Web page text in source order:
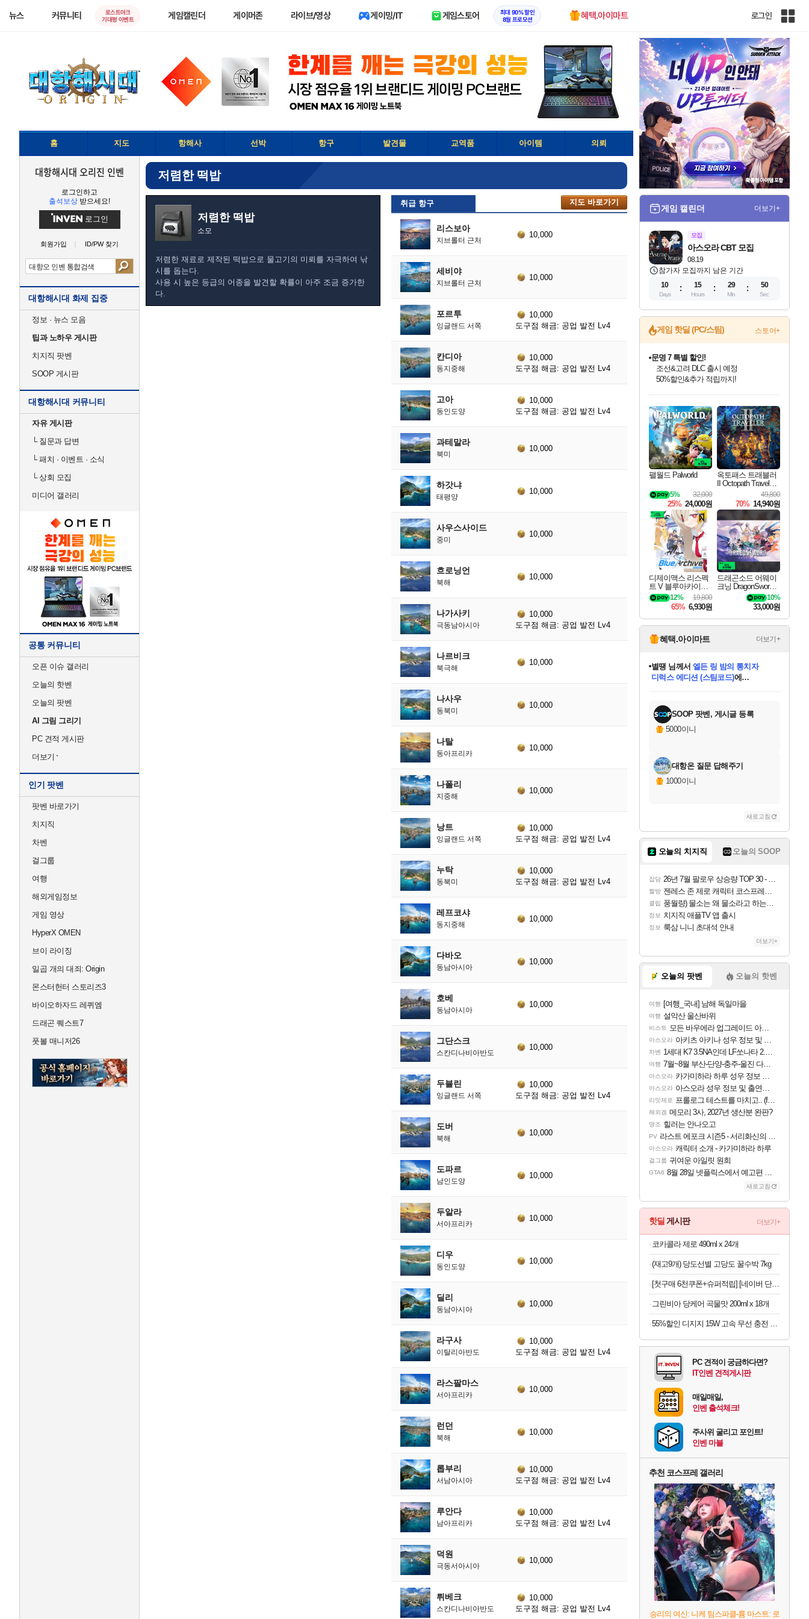
뉴스 커뮤니티
로스트아크
기대평 이벤트
게임캘린더 게이머존 라이브/영상 게이밍/IT 게임스토어
최대 90% 할인
8월 프로모션
혜택.아이마트 로그인
인
전
사
이
트
홈 지도 항해사 선박 항구 발견물 교역품 아이템 의뢰
대항해시대 오리진 인벤
로그인하고
출석보상 받으세요!
로그인
회원가입 ID/PW 찾기
대항해시대 화제 집중
정보 · 뉴스 모음
팁과 노하우 게시판
치지직 팟벤
SOOP 게시판
대항해시대 커뮤니티
자유 게시판
└질문과 답변
└패치 · 이벤트 · 소식
└상회 모집
미디어 갤러리
공통 커뮤니티
오픈 이슈 갤러리
오늘의 핫벤
오늘의 팟벤
AI 그림 그리기
PC 견적 게시판
더보기
인기 팟벤
팟벤 바로가기
치지직
차벤
걸그룹
여행
해외게임정보
게임 영상
HyperX OMEN
브이 라이징
일곱 개의 대죄: Origin
몬스터헌터 스토리즈3
바이오하자드 레퀴엠
드래곤 퀘스트7
풋볼 매니저26
저렴한 떡밥
저렴한 떡밥
소모
저렴한 재료로 제작된 떡밥으로 물고기의 미뢰를 자극하여 낚
시를 돕는다.
사용 시 높은 등급의 어종을 발견할 확률이 아주 조금 증가한
다.
취급 항구 지도 바로가기
리스보아
지브롤터 근처
10,000
세비야
지브롤터 근처
10,000
포르투
잉글랜드 서쪽
10,000
도구점 해금: 공업 발전 Lv4
칸디아
동지중해
10,000
도구점 해금: 공업 발전 Lv4
고아
동인도양
10,000
도구점 해금: 공업 발전 Lv4
과테말라
북미
10,000
하갓냐
태평양
10,000
사우스사이드
중미
10,000
흐로닝언
북해
10,000
나가사키
극동남아시아
10,000
도구점 해금: 공업 발전 Lv4
나르비크
북극해
10,000
나사우
동북미
10,000
나탈
동아프리카
10,000
나폴리
지중해
10,000
낭트
잉글랜드 서쪽
10,000
도구점 해금: 공업 발전 Lv4
누탁
동북미
10,000
도구점 해금: 공업 발전 Lv4
레프코샤
동지중해
10,000
다바오
동남아시아
10,000
호베
동남아시아
10,000
그단스크
스칸디나비아반도
10,000
두블린
잉글랜드 서쪽
10,000
도구점 해금: 공업 발전 Lv4
도버
북해
10,000
도파르
남인도양
10,000
두알라
서아프리카
10,000
디우
동인도양
10,000
딜리
동남아시아
10,000
라구사
이탈리아반도
10,000
도구점 해금: 공업 발전 Lv4
라스팔마스
서아프리카
10,000
런던
북해
10,000
롭부리
서남아시아
10,000
도구점 해금: 공업 발전 Lv4
루안다
남아프리카
10,000
도구점 해금: 공업 발전 Lv4
덕원
극동서아시아
10,000
뤼베크
스칸디나비아반도
10,000
도구점 해금: 공업 발전 Lv4
게임 캘린더 더보기+
모집
08.19
아스오라 CBT 모집
참가자 모집까지 남은 기간
10
Days
15
Hours
29
Min
49
Sec
게임 핫딜 (PC/스팀) 스토어+
최대 90% 할인가를 만나보세요!
네이버혜택과 함께 만나보세요!
문명 7 특별 할인!
조선&고려 DLC 출시 예정
50%할인&추가 적립까지!
네이버 포인트 혜택까지!
이니&베니 혜택까지!
네이버 혜택가와 함께 예약하세요!
할인&네이버혜택으로 만나보세요!
네이버페이 혜택과 만나보세요!
40주년 프로모션으로 만나보세요!
할인가에 만나보세요!
일부 에디션 상시 할인!
혜택으로 예약 판매 중
편안하게 충전하세요
팰월드 Palworld
32,000
5%
25% 24,000원
옥토패스 트래블러
II Octopath Traveler I
49,800
70% 14,940원
디제이맥스 리스펙
트 V 블루아카이브
팩 DJMAX RESPE
CT V Blue Archive P
ack DLC
19,800
12%
65% 6,930원
드래곤소드 어웨이
크닝 DragonSword A
10%
33,000원
혜택.아이마트 더보기+
교환.
별땡 님께서 엘든 링 밤의 통치자
디럭스 에디션 (스팀코드)에
당첨되셨습니다.
당첨되셨습니다.
당첨되셨습니다.
당첨되셨습니다.
당첨되셨습니다.
당첨되셨습니다.
에디션 (스팀코드) 를 교환.
당첨되셨습니다.
SOOP 팟벤, 게시글 등록
5000이니
대항온 질문 답해주기
1000이니
새로고침
오늘의 치지직 오늘의 SOOP
잡담 26년 7월 팔로우 상승량 TOP 30 - 월간 치지직
짤방 젠레스 존 제로 캐릭터 코스프레한 꽁주
클립 풍월량) 물소는 왜 물소라고 하는거야? 아! 그만 ㅋㅋ
정보 치지직 애플TV 앱 출시
정보 룩삼 니니 초대석 안내
더보기+
오늘의 팟벤 오늘의 핫벤
여행 [여행_국내] 남해 독일마을
여행 설악산 울산바위
비스트 모든 바우에라 업그레이드 아이템 획득 위치 공략 (89개)
아스오라 아키츠 아키나 성우 정보 및 주요 필모
차벤 1세대 K7 3.5NA인데 LF쏘나타 2.0NA 기변하면 유류비 절약이 얼마나 될까요..?
여행 7월~8월 부산-단양-충주-울진 다녀왔어요~
아스오라 카가미하라 하루 성우 정보 및 주요 필모
아스오라 아스오라 성우 정보 및 출연작 모음
리밋제로 프롤로그 테스트를 마치고.. (feat. 리아)
해외겜 메모리 3사, 2027년 생산분 완판?
명조 힐러는 안나오고
PV 라스트 에포크 시즌5 - 서리화신의 분노 티저
아스오라 캐릭터 소개 - 카가미하라 하루
걸그룹 귀여운 아일릿 원희
GTA6 8월 28일 넷플릭스에서 예고편 공개 예정
새로고침
핫딜 게시판 더보기+
코카콜라 제로 490ml x 24개
(재고9개) 당도선별 고당도 꿀수박 7kg
[첫구매 6천쿠폰+슈퍼적립] [네이버 단독] 셀렉스 프로핏 버라이어티팩(총 8입)
그린비아 당케어 곡물맛 200ml x 18개
55%할인 디지지 15W 고속 무선 충전 거치대, 블랙, 1개
PC 견적이 궁금하다면?
IT인벤 견적게시판
매일매일,
인벤 출석체크!
주사위 굴리고 포인트!
인벤 마블
추천 코스프레 갤러리
승리의 여신: 니케 팀스파클-륨 마스트: 로